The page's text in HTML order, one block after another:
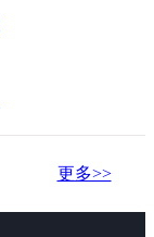
更多>>